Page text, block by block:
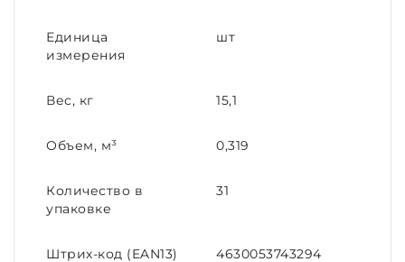
Единица
измерения
шт
Вес, кг 15,1
Объем, м³ 0,319
Количество в
упаковке
31
Штрих-код (EAN13) 4630053743294